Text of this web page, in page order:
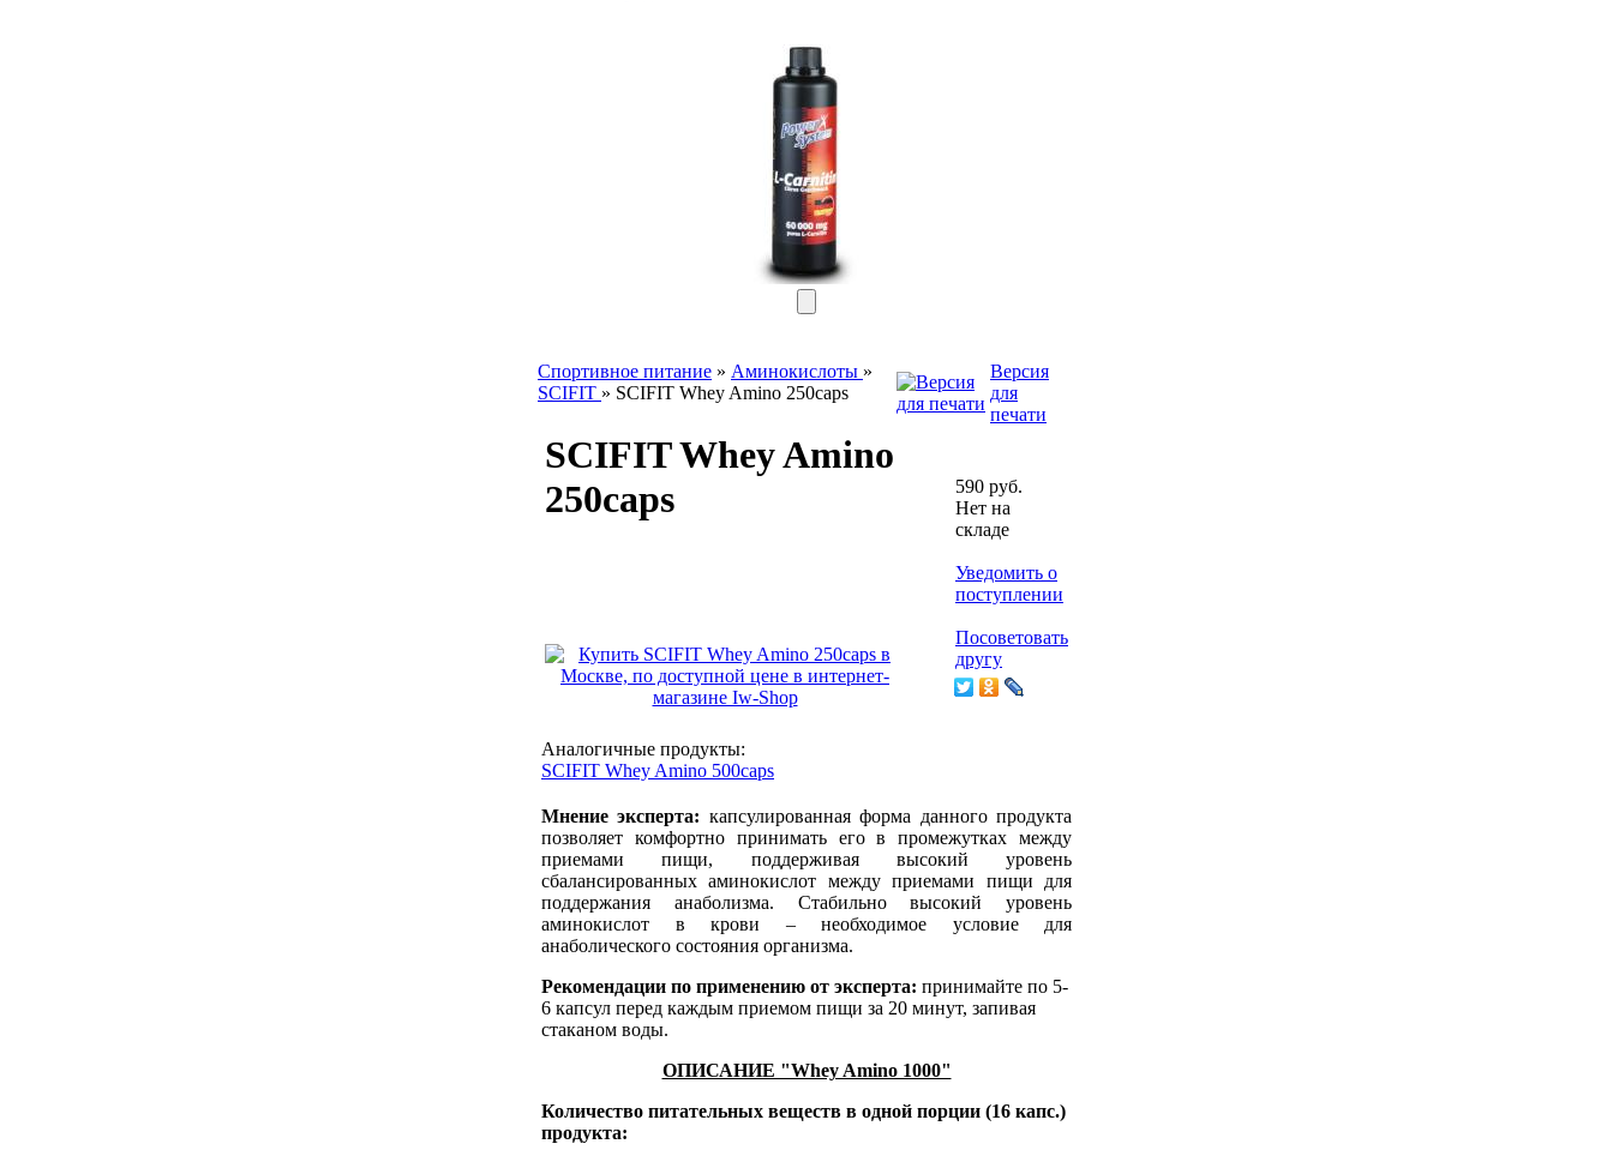
Спортивное питание » Аминокислоты »
SCIFIT » SCIFIT Whey Amino 250caps
Версия
для
печати
SCIFIT Whey Amino
250caps
590 руб.
Нет на
складе
Уведомить о
поступлении
Посоветовать
другу
Аналогичные продукты:
SCIFIT Whey Amino 500caps
Мнение эксперта: капсулированная форма данного продукта
позволяет комфортно принимать его в промежутках между
приемами пищи, поддерживая высокий уровень
сбалансированных аминокислот между приемами пищи для
поддержания анаболизма. Стабильно высокий уровень
аминокислот в крови – необходимое условие для
анаболического состояния организма.
Рекомендации по применению от эксперта: принимайте по 5-
6 капсул перед каждым приемом пищи за 20 минут, запивая
стаканом воды.
ОПИСАНИЕ "Whey Amino 1000"
Количество питательных веществ в одной порции (16 капс.)
продукта: